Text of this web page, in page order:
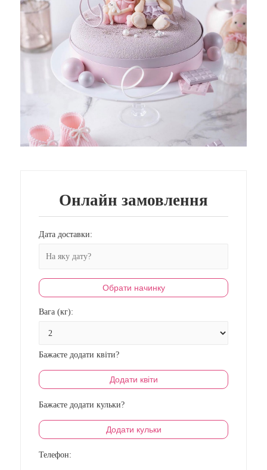
Онлайн замовлення
Дата доставки:
Обрати начинку
Вага (кг):
Бажаєте додати квіти?
Додати квіти
Бажаєте додати кульки?
Додати кульки
Телефон: